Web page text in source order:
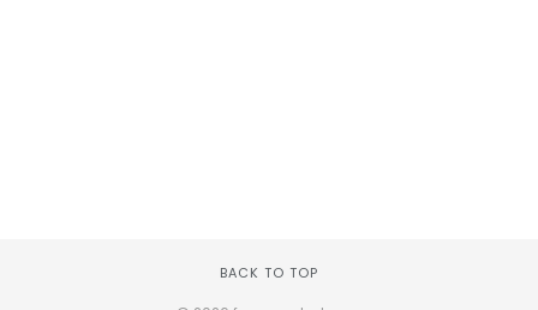
BACK TO TOP